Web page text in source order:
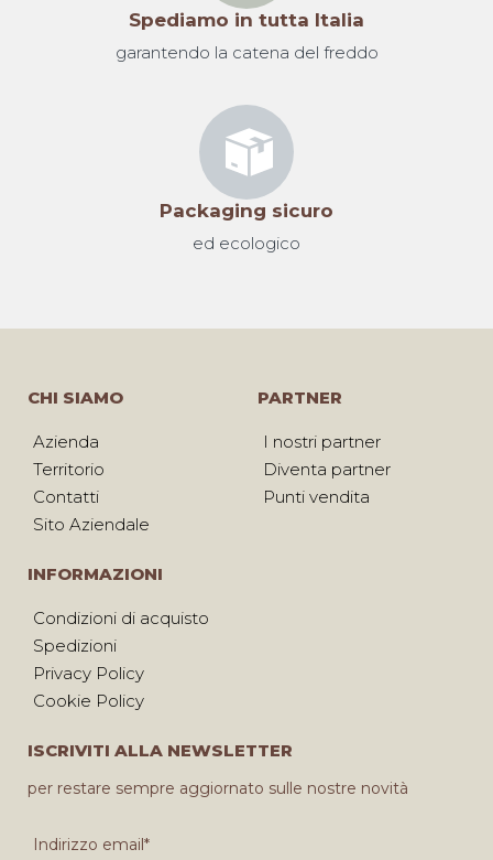
Spediamo in tutta Italia
garantendo la catena del freddo
Packaging sicuro
ed ecologico
CHI SIAMO
Azienda
Territorio
Contatti
Sito Aziendale
PARTNER
I nostri partner
Diventa partner
Punti vendita
INFORMAZIONI
Condizioni di acquisto
Spedizioni
Privacy Policy
Cookie Policy
ISCRIVITI ALLA NEWSLETTER
per restare sempre aggiornato sulle nostre novità
Indirizzo email*